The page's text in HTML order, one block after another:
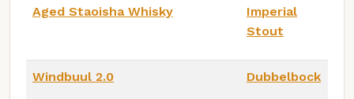
Aged Staoisha Whisky
Imperial
Stout
Windbuul 2.0 Dubbelbock